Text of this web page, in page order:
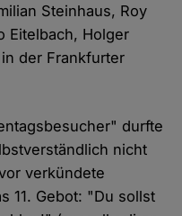
Steinhaus, Roy
Eitelbach, Holger
der Frankfurter
durfte
nicht
verkündete
11. Gebot: "Du sollst